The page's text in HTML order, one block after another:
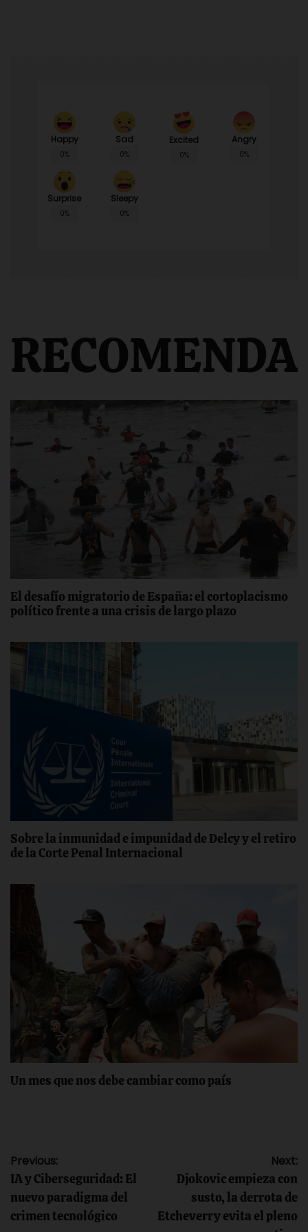
Happy
0%
Sad
0%
Excited
0%
Angry
0%
Surprise
0%
Sleepy
0%
El desafío migratorio de España: el cortoplacismo
político frente a una crisis de largo plazo
Sobre la inmunidad e impunidad de Delcy y el retiro
de la Corte Penal Internacional
Un mes que nos debe cambiar como país
Navegación
de
Previous:
IA y Ciberseguridad: El
nuevo paradigma del
crimen tecnológico
Next:
Djokovic empieza con
susto, la derrota de
Etcheverry evita el pleno